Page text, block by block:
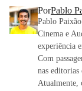
PorPablo
Pablo
Cinema e
experiência
Com
nas editorias
Atualmente,